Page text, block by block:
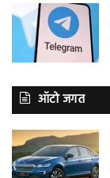
ऑटो जगत